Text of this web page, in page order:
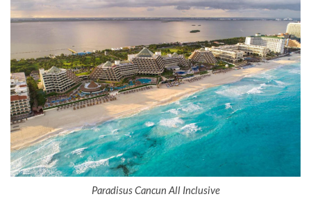
Paradisus Cancun All Inclusive